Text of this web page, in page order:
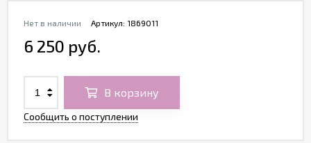
Артикул: 1869011
Нет в наличии
6 250 руб.
В корзину
Сообщить о поступлении